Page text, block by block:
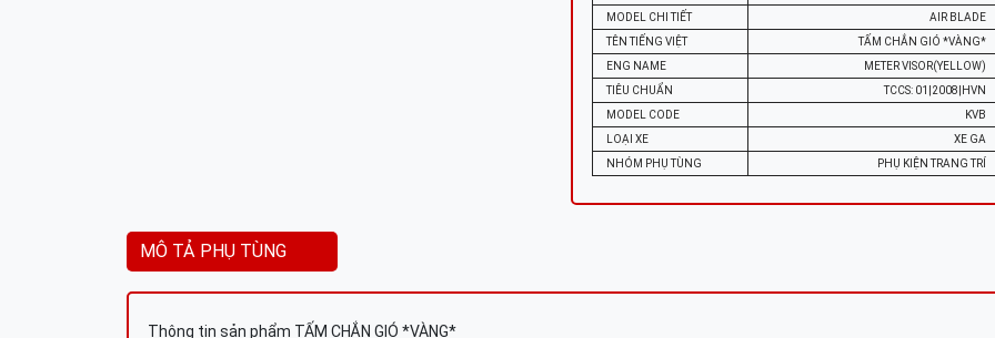
MODEL CHI TIẾT
AIR BLADE
TÊN TIẾNG VIỆT
TẤM CHẮN GIÓ *VÀNG*
ENG NAME
METER VISOR(YELLOW)
TIÊU CHUẨN
TCCS: 01|2008|HVN
MODEL CODE
KVB
LOẠI XE
XE GA
NHÓM PHỤ TÙNG
PHỤ KIỆN TRANG TRÍ
MÔ TẢ PHỤ TÙNG
Thông tin sản phẩm TẤM CHẮN GIÓ *VÀNG*